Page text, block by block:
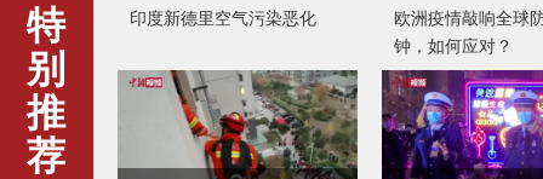
特
别
推
荐
九旬老人被困高空 消防成功
消防员夜市套圈“练